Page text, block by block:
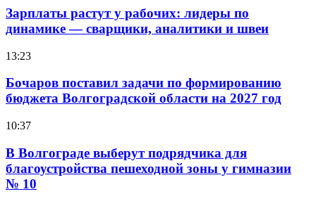
Зарплаты растут у рабочих: лидеры по
динамике — сварщики, аналитики и швеи
13:23
Бочаров поставил задачи по формированию
бюджета Волгоградской области на 2027 год
10:37
В Волгограде выберут подрядчика для
благоустройства пешеходной зоны у гимназии
№ 10